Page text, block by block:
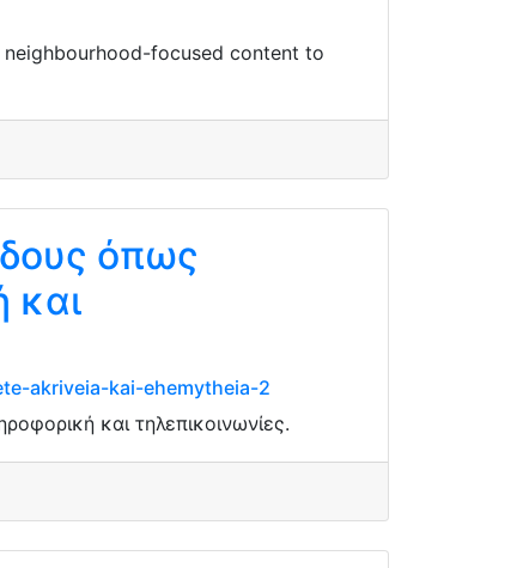
focused content to
όπως
και
akriveia-kai-ehemytheia-2
και τηλεπικοινωνίες.